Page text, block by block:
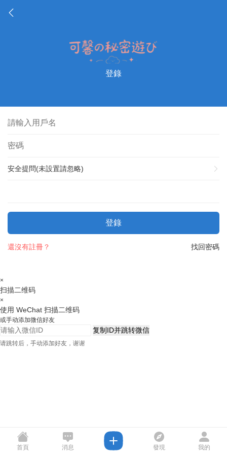
登錄
安全提問(未設置請忽略)
登錄
找回密碼
還沒有註冊？
×
扫描二维码
×
使用 WeChat 扫描二维码
或手动添加微信好友
复制ID并跳转微信
请跳转后，手动添加好友，谢谢
首頁 消息 發現 我的